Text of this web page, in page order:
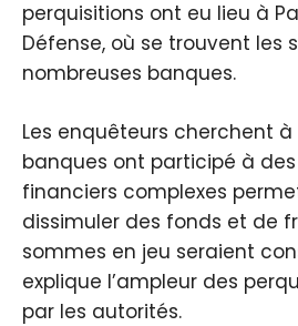
perquisitions ont eu lieu à
Défense, où se trouvent les
nombreuses banques.
Les enquêteurs cherchent
banques ont participé à
financiers complexes
dissimuler des fonds et de
sommes en jeu seraient
explique l’ampleur des
par les autorités.